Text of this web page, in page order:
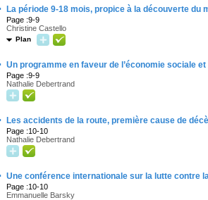
La période 9-18 mois, propice à la découverte du
Page :9-9
Christine Castello
Plan
Un programme en faveur de l’économie sociale
Page :9-9
Nathalie Debertrand
Les accidents de la route, première cause de
Page :10-10
Nathalie Debertrand
Une conférence internationale sur la lutte contre
Page :10-10
Emmanuelle Barsky